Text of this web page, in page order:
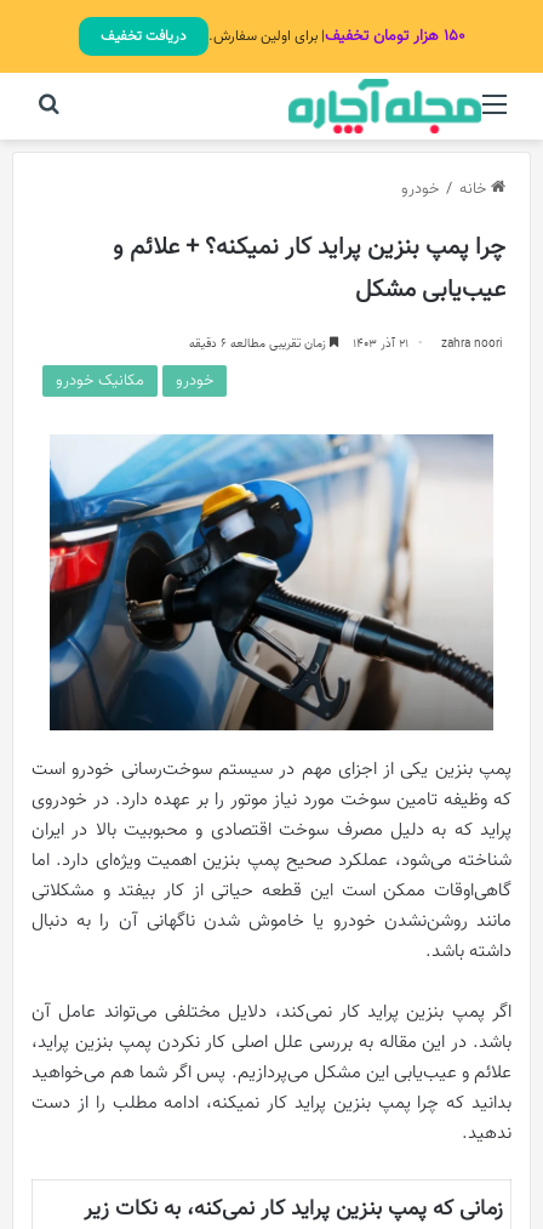
۱۵۰ هزار تومان تخفیف | برای اولین سفارش. دریافت تخفیف
منو
خانه / خودرو
چرا پمپ بنزین پراید کار نمیکنه؟ + علائم و
عیب‌یابی مشکل
zahra noori 21 آذر 1403 زمان تقریبی مطالعه 6 دقیقه
خودرو مکانیک خودرو
پمپ بنزین یکی از اجزای مهم در سیستم سوخت‌رسانی خودرو است
که وظیفه تامین سوخت مورد نیاز موتور را بر عهده دارد. در خودروی
پراید که به دلیل مصرف سوخت اقتصادی و محبوبیت بالا در ایران
شناخته می‌شود، عملکرد صحیح پمپ بنزین اهمیت ویژه‌ای دارد. اما
گاهی‌اوقات ممکن است این قطعه حیاتی از کار بیفتد و مشکلاتی
مانند روشن‌نشدن خودرو یا خاموش شدن ناگهانی آن را به دنبال
داشته باشد.
اگر پمپ بنزین پراید کار نمی‌کند، دلایل مختلفی می‌تواند عامل آن
باشد. در این مقاله به بررسی علل اصلی کار نکردن پمپ بنزین پراید،
علائم و عیب‌یابی این مشکل می‌پردازیم. پس اگر شما هم می‌خواهید
بدانید که چرا پمپ بنزین پراید کار نمیکنه، ادامه مطلب را از دست
ندهید.
زمانی که پمپ بنزین پراید کار نمی‌کنه، به نکات زیر